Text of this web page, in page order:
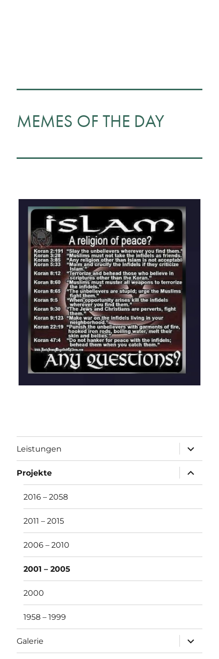
MEMES OF THE DAY
Leistungen
öffnen
Projekte
öffnen
2016 – 2058
2011 – 2015
2006 – 2010
2001 – 2005
2000
1958 – 1999
Galerie
öffnen